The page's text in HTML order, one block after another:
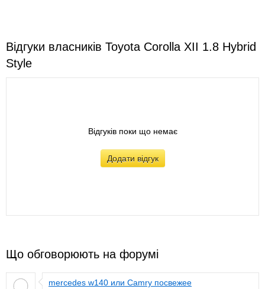
Відгуки власників Toyota Corolla XII 1.8 Hybrid
Style
Відгуків поки що немає
Додати відгук
Що обговорюють на форумі
mercedes w140 или Camry посвежее